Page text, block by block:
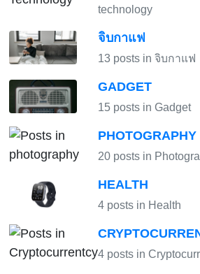
technology
จิบกาแฟ
13 posts in จิบกาแฟ
GADGET
15 posts in Gadget
PHOTOGRAPHY
20 posts in
HEALTH
4 posts in Health
4 posts in